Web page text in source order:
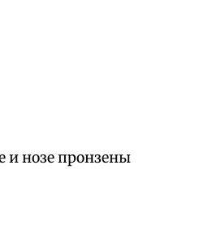
и нозе пронзены